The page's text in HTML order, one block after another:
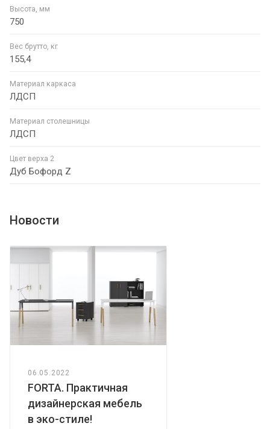
Высота, мм
750
Вес брутто, кг
155,4
Материал каркаса
ЛДСП
Материал столешницы
ЛДСП
Цвет верха 2
Дуб Бофорд Z
Новости
06.05.2022
FORTA. Практичная
дизайнерская мебель
в эко-стиле!